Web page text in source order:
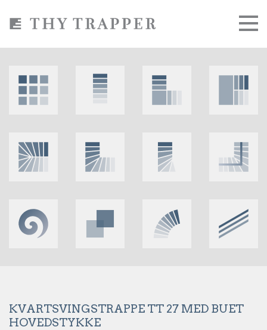
KVARTSVINGSTRAPPE TT 27 MED BUET
HOVEDSTYKKE